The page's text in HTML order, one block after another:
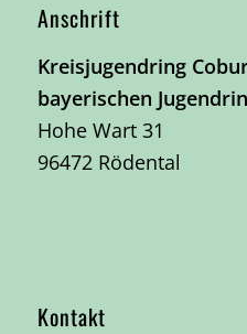
Anschrift
Kreisjugendring
bayerischen
Hohe Wart 31
96472 Rödental
Kontakt